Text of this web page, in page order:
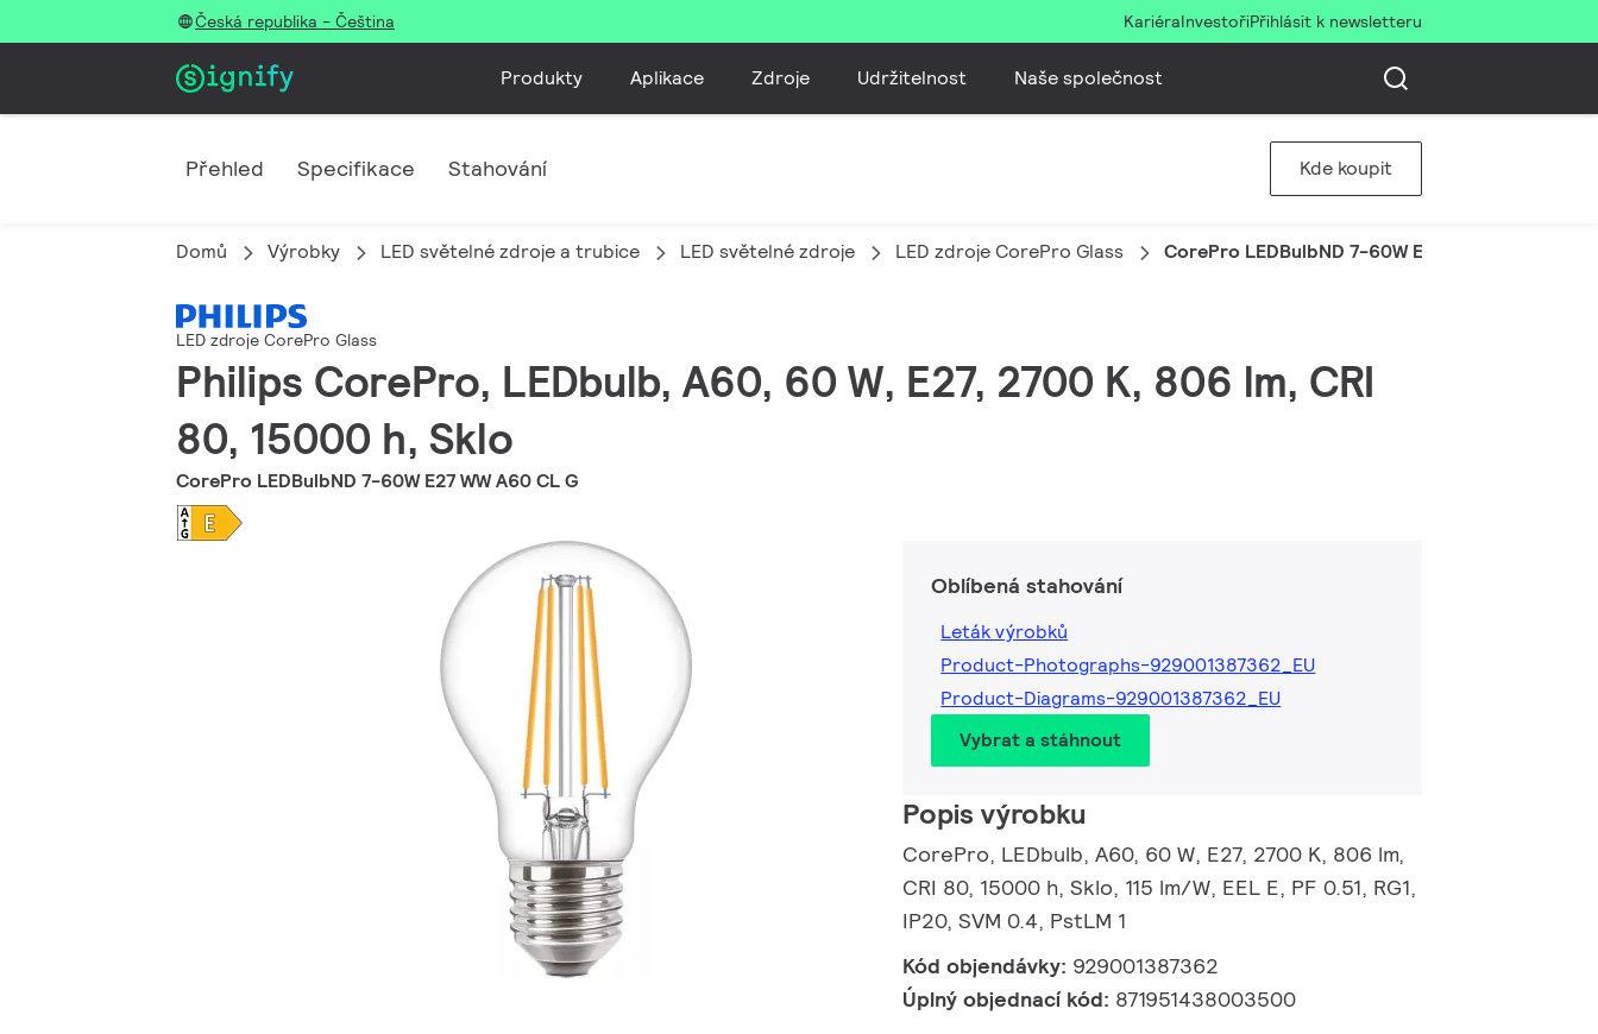
Česká republika - Čeština KariéraInvestořiPřihlásit k newsletteru
Produkty Aplikace Zdroje Udržitelnost Naše společnost
Přehled Specifikace Stahování Kde koupit
Domů Výrobky LED světelné zdroje a trubice LED světelné zdroje LED zdroje CorePro Glass CorePro LEDBulbND 7-60W E27 WW A60 CL G
LED zdroje CorePro Glass
Philips CorePro, LEDbulb, A60, 60 W, E27, 2700 K, 806 lm, CRI
80, 15000 h, Sklo
CorePro LEDBulbND 7-60W E27 WW A60 CL G
Oblíbená stahování
Leták výrobků
Product-Photographs-929001387362_EU
Product-Diagrams-929001387362_EU
Vybrat a stáhnout
Popis výrobku
CorePro, LEDbulb, A60, 60 W, E27, 2700 K, 806 lm,
CRI 80, 15000 h, Sklo, 115 lm/W, EEL E, PF 0.51, RG1,
IP20, SVM 0.4, PstLM 1
Kód objendávky: 929001387362
Úplný objednací kód: 871951438003500